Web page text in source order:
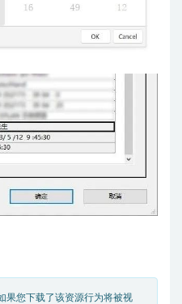
果您下载了该资源行为将被视